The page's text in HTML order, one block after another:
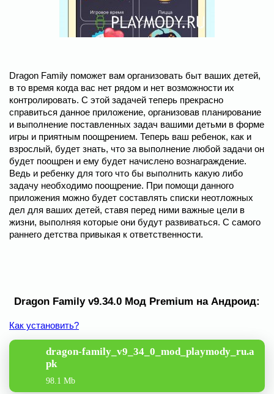
Dragon Family поможет вам организовать быт ваших детей,
в то время когда вас нет рядом и нет возможности их
контролировать. С этой задачей теперь прекрасно
справиться данное приложение, организовав планирование
и выполнение поставленных задач вашими детьми в форме
игры и приятным поощрением. Теперь ваш ребенок, как и
взрослый, будет знать, что за выполнение любой задачи он
будет поощрен и ему будет начислено вознаграждение.
Ведь и ребенку для того что бы выполнить какую либо
задачу необходимо поощрение. При помощи данного
приложения можно будет составлять списки неотложных
дел для ваших детей, ставя перед ними важные цели в
жизни, выполняя которые они будут развиваться. С самого
раннего детства привыкая к ответственности.
Dragon Family v9.34.0 Мод Premium на Андроид:
Как установить?
dragon-family_v9_34_0_mod_playmody_ru.a
pk
98.1 Mb